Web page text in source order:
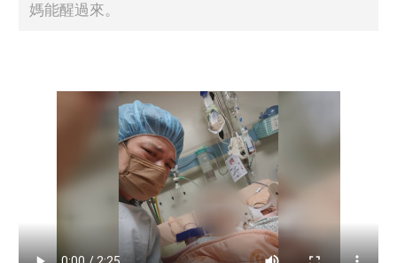
媽能醒過來。